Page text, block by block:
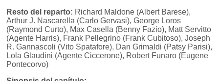
Resto del reparto: Richard Maldone (Albert Barese),
Arthur J. Nascarella (Carlo Gervasi), George Loros
(Raymond Curto), Max Casella (Benny Fazio), Matt Servitto
(Agente Harris), Frank Pellegrino (Frank Cubitoso), Joseph
R. Gannascoli (Vito Spatafore), Dan Grimaldi (Patsy Parisi),
Lola Glaudini (Agente Ciccerone), Robert Funaro (Eugene
Pontecorvo)